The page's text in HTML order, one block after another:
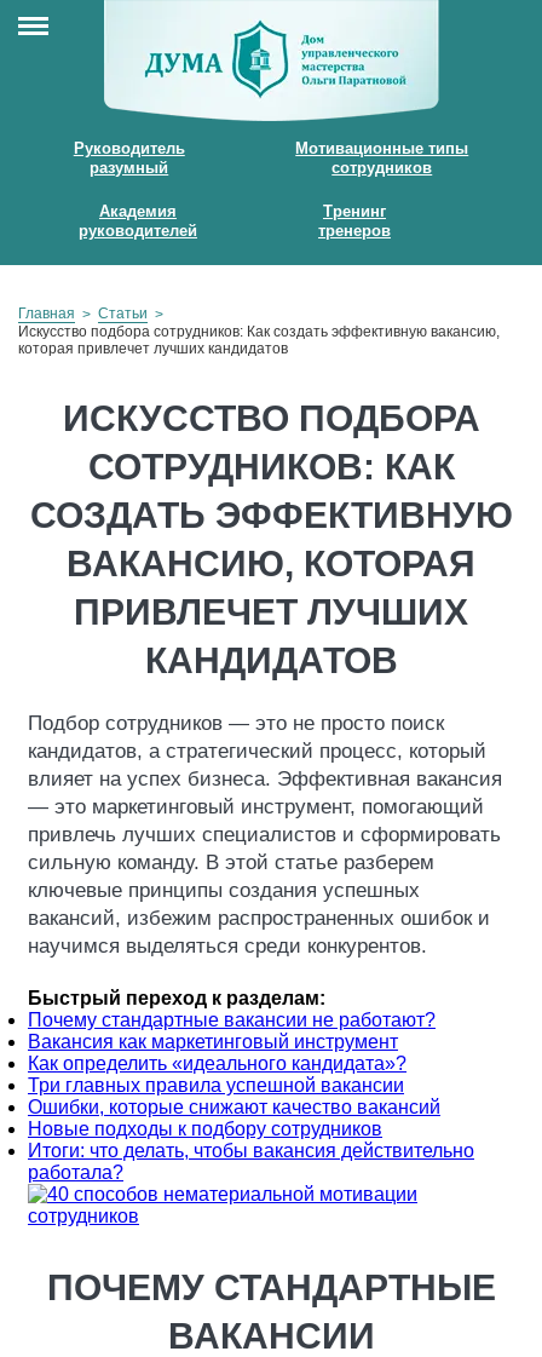
Руководитель
разумный
Мотивационные типы
сотрудников
Академия
руководителей
Тренинг
тренеров
Главная
Статьи
Искусство подбора сотрудников: Как создать эффективную вакансию,
которая привлечет лучших кандидатов
ИСКУССТВО ПОДБОРА
СОТРУДНИКОВ: КАК
СОЗДАТЬ ЭФФЕКТИВНУЮ
ВАКАНСИЮ, КОТОРАЯ
ПРИВЛЕЧЕТ ЛУЧШИХ
КАНДИДАТОВ
Подбор сотрудников — это не просто поиск
кандидатов, а стратегический процесс, который
влияет на успех бизнеса. Эффективная вакансия
— это маркетинговый инструмент, помогающий
привлечь лучших специалистов и сформировать
сильную команду. В этой статье разберем
ключевые принципы создания успешных
вакансий, избежим распространенных ошибок и
научимся выделяться среди конкурентов.
Быстрый переход к разделам:
Почему стандартные вакансии не работают?
Вакансия как маркетинговый инструмент
Как определить «идеального кандидата»?
Три главных правила успешной вакансии
Ошибки, которые снижают качество вакансий
Новые подходы к подбору сотрудников
Итоги: что делать, чтобы вакансия действительно
работала?
ПОЧЕМУ СТАНДАРТНЫЕ
ВАКАНСИИ